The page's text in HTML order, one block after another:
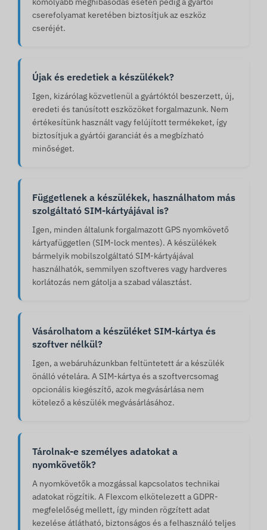
cserefolyamat keretében biztosítjuk az eszköz
cseréjét.
Újak és eredetiek a készülékek?
Igen, kizárólag közvetlenül a gyártóktól beszerzett, új,
eredeti és tanúsított eszközöket forgalmazunk. Nem
értékesítünk használt vagy felújított termékeket, így
biztosítjuk a gyártói garanciát és a megbízható
minőséget.
Függetlenek a készülékek, használhatom más
szolgáltató SIM-kártyájával is?
Igen, minden általunk forgalmazott GPS nyomkövető
kártyafüggetlen (SIM-lock mentes). A készülékek
bármelyik mobilszolgáltató SIM-kártyájával
használhatók, semmilyen szoftveres vagy hardveres
korlátozás nem gátolja a szabad választást.
Vásárolhatom a készüléket SIM-kártya és
szoftver nélkül?
Igen, a webáruházunkban feltüntetett ár a készülék
önálló vételára. A SIM-kártya és a szoftvercsomag
opcionális kiegészítő, azok megvásárlása nem
kötelező a készülék megvásárlásához.
Tárolnak-e személyes adatokat a
nyomkövetők?
A nyomkövetők a mozgással kapcsolatos technikai
adatokat rögzítik. A Flexcom elkötelezett a GDPR-
megfelelőség mellett, így minden rögzített adat
kezelése átlátható, biztonságos és a felhasználó teljes